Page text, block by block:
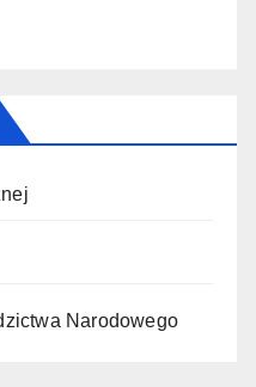
Narodowego